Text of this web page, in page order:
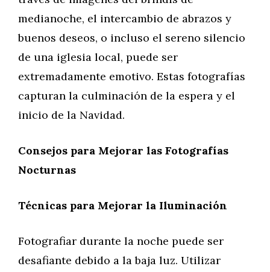
medianoche, el intercambio de abrazos y
buenos deseos, o incluso el sereno silencio
de una iglesia local, puede ser
extremadamente emotivo. Estas fotografías
capturan la culminación de la espera y el
inicio de la Navidad.
Consejos para Mejorar las Fotografías
Nocturnas
Técnicas para Mejorar la Iluminación
Fotografiar durante la noche puede ser
desafiante debido a la baja luz. Utilizar